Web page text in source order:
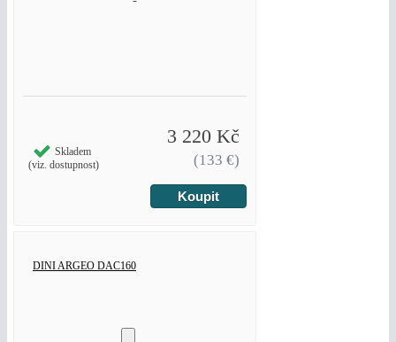
3 220 Kč
(133 €)
Skladem
(viz. dostupnost)
DINI ARGEO DAC160